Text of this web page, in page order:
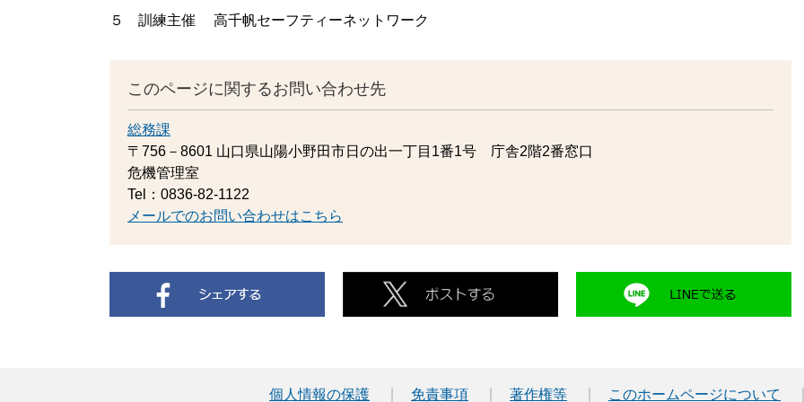
５ 訓練主催 高千帆セーフティーネットワーク
このページに関するお問い合わせ先
総務課
〒756－8601 山口県山陽小野田市日の出一丁目1番1号 庁舎2階2番窓口
危機管理室
Tel：0836-82-1122
メールでのお問い合わせはこちら
個人情報の保護 免責事項 著作権等 このホームページについて